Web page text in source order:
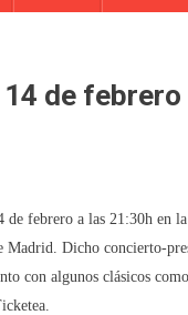
de
febrero a las 21:30h en
Dicho concierto-
con algunos clásicos